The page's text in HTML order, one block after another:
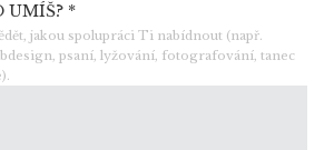
UMÍŠ? *
jakou spolupráci Ti nabídnout (např.
psaní, lyžování, fotografování, tanec